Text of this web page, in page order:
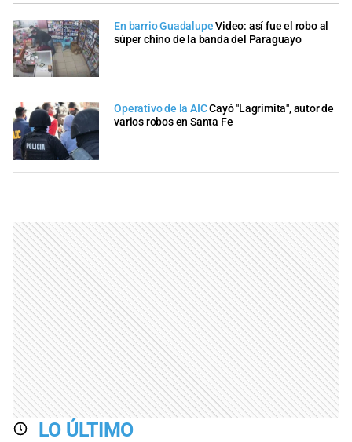
En barrio GuadalupeVideo: así fue el robo al
súper chino de la banda del Paraguayo
Operativo de la AICCayó "Lagrimita", autor de
varios robos en Santa Fe
LO ÚLTIMO